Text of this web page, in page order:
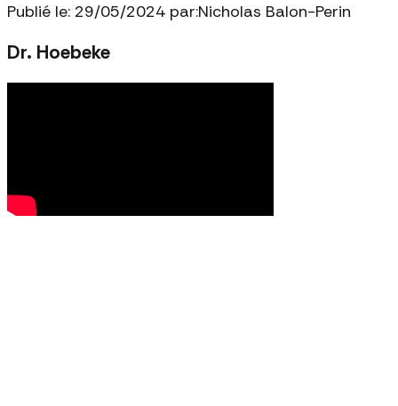
Publié le: 29/05/2024 par:Nicholas Balon-Perin
Dr. Hoebeke